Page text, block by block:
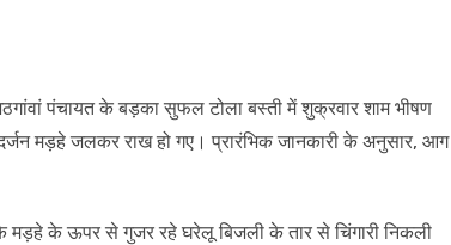
अठगांवां पंचायत के बड़का सुफल टोला बस्ती में शुक्रवार शाम भीषण
मड़हे जलकर राख हो गए। प्रारंभिक जानकारी के अनुसार, आग
के मड़हे के ऊपर से गुजर रहे घरेलू बिजली के तार से चिंगारी निकली